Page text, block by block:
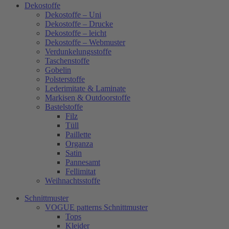
Dekostoffe
Dekostoffe – Uni
Dekostoffe – Drucke
Dekostoffe – leicht
Dekostoffe – Webmuster
Verdunkelungsstoffe
Taschenstoffe
Gobelin
Polsterstoffe
Lederimitate & Laminate
Markisen & Outdoorstoffe
Bastelstoffe
Filz
Tüll
Paillette
Organza
Satin
Pannesamt
Fellimitat
Weihnachtsstoffe
Schnittmuster
VOGUE patterns Schnittmuster
Tops
Kleider